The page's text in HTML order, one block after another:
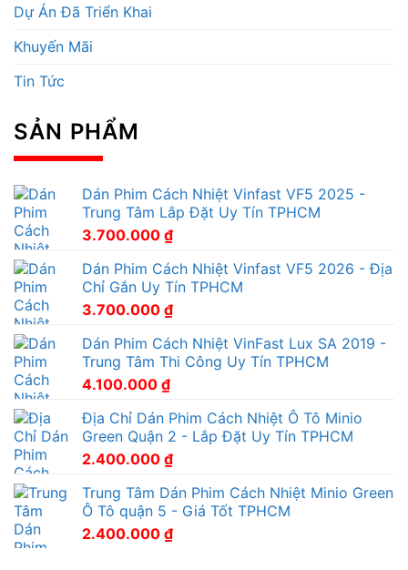
Dự Án Đã Triển Khai
Khuyến Mãi
Tin Tức
SẢN PHẨM
Dán Phim Cách Nhiệt Vinfast VF5 2025 -
Trung Tâm Lắp Đặt Uy Tín TPHCM
3.700.000 ₫
Dán Phim Cách Nhiệt Vinfast VF5 2026 - Địa
Chỉ Gắn Uy Tín TPHCM
3.700.000 ₫
Dán Phim Cách Nhiệt VinFast Lux SA 2019 -
Trung Tâm Thi Công Uy Tín TPHCM
4.100.000 ₫
Địa Chỉ Dán Phim Cách Nhiệt Ô Tô Minio
Green Quận 2 - Lắp Đặt Uy Tín TPHCM
2.400.000 ₫
Trung Tâm Dán Phim Cách Nhiệt Minio Green
Ô Tô quận 5 - Giá Tốt TPHCM
2.400.000 ₫